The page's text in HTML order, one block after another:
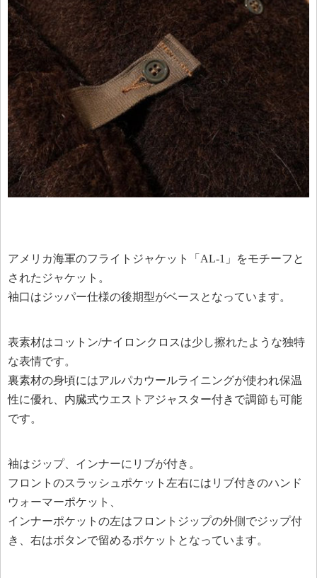
アメリカ海軍のフライトジャケット「AL-1」をモチーフと
されたジャケット。
袖口はジッパー仕様の後期型がベースとなっています。
表素材はコットン/ナイロンクロスは少し擦れたような独特
な表情です。
裏素材の身頃にはアルパカウールライニングが使われ保温
性に優れ、内臓式ウエストアジャスター付きで調節も可能
です。
袖はジップ、インナーにリブが付き。
フロントのスラッシュポケット左右にはリブ付きのハンド
ウォーマーポケット、
インナーポケットの左はフロントジップの外側でジップ付
き、右はボタンで留めるポケットとなっています。